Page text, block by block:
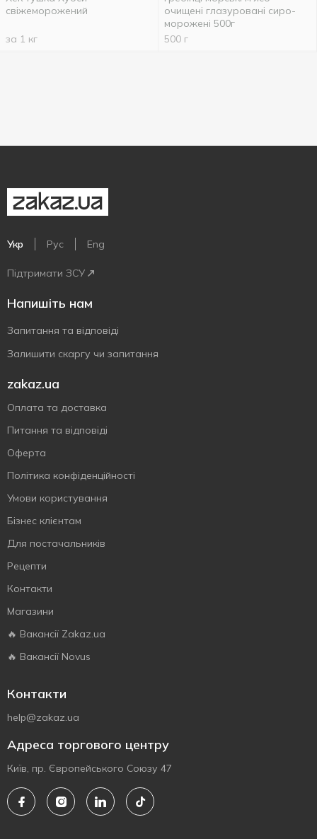
свіжеморожений
за 1 кг
очищені глазуровані сиро-
морожені 500г
500 г
Укр Рус Eng
Підтримати ЗСУ
Напишіть нам
Запитання та відповіді
Залишити скаргу чи запитання
zakaz.ua
Оплата та доставка
Питання та відповіді
Оферта
Політика конфіденційності
Умови користування
Бізнес клієнтам
Для постачальників
Рецепти
Контакти
Магазини
🔥 Вакансії Zakaz.ua
🔥 Вакансії Novus
Контакти
help@zakaz.ua
Адреса торгового центру
Київ, пр. Європейського Союзу 47